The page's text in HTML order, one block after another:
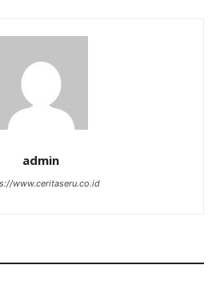
admin
www.ceritaseru.co.id